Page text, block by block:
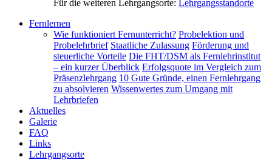
Für die weiteren Lehrgangsorte: Lehrgangsstandorte
Fernlernen
Wie funktioniert Fernunterricht? Probelektion und
Probelehrbrief Staatliche Zulassung Förderung und
steuerliche Vorteile Die FHT/DSM als Fernlehrinstitut
– ein kurzer Überblick Erfolgsquote im Vergleich zum
Präsenzlehrgang 10 Gute Gründe, einen Fernlehrgang
zu absolvieren Wissenwertes zum Umgang mit
Lehrbriefen
Aktuelles
Galerie
FAQ
Links
Lehrgangsorte